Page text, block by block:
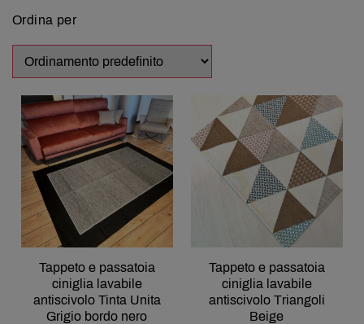
Ordina per
Tappeto e passatoia
ciniglia lavabile
antiscivolo Tinta Unita
Grigio bordo nero
Tappeto e passatoia
ciniglia lavabile
antiscivolo Triangoli
Beige